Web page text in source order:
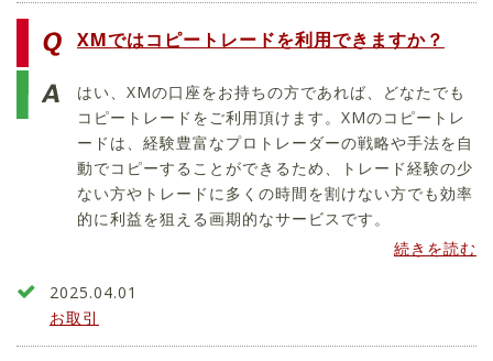
XMではコピートレードを利用できますか？
はい、XMの口座をお持ちの方であれば、どなたでも
コピートレードをご利用頂けます。XMのコピートレ
ードは、経験豊富なプロトレーダーの戦略や手法を自
動でコピーすることができるため、トレード経験の少
ない方やトレードに多くの時間を割けない方でも効率
的に利益を狙える画期的なサービスです。
続きを読む
2025.04.01
お取引